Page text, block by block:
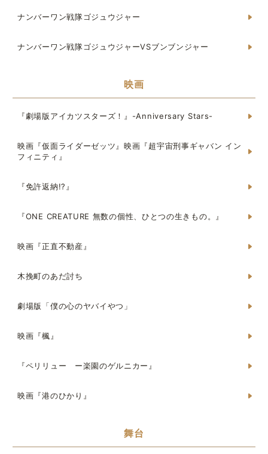
ナンバーワン戦隊ゴジュウジャー
ナンバーワン戦隊ゴジュウジャーVSブンブンジャー
映画
『劇場版アイカツスターズ！』-Anniversary Stars-
映画『仮面ライダーゼッツ』映画『超宇宙刑事ギャバン イン
フィニティ』
『免許返納!?』
『ONE CREATURE 無数の個性、ひとつの生きもの。』
映画『正直不動産』
木挽町のあだ討ち
劇場版「僕の心のヤバイやつ」
映画『楓』
『ペリリュー ー楽園のゲルニカー』
映画『港のひかり』
舞台